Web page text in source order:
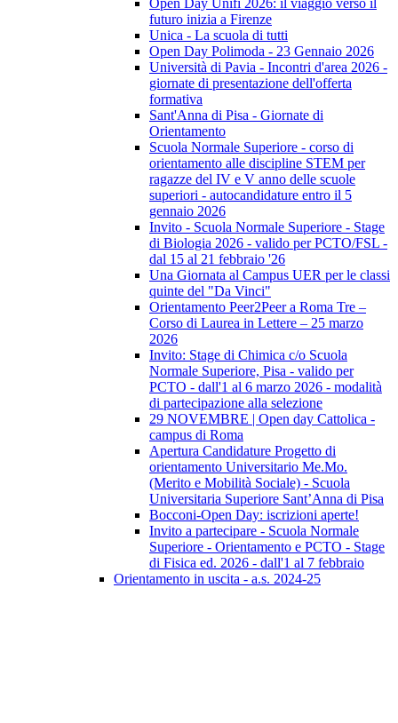
Open Day Unifi 2026: il viaggio verso il
futuro inizia a Firenze
Unica - La scuola di tutti
Open Day Polimoda - 23 Gennaio 2026
Università di Pavia - Incontri d'area 2026 -
giornate di presentazione dell'offerta
formativa
Sant'Anna di Pisa - Giornate di
Orientamento
Scuola Normale Superiore - corso di
orientamento alle discipline STEM per
ragazze del IV e V anno delle scuole
superiori - autocandidature entro il 5
gennaio 2026
Invito - Scuola Normale Superiore - Stage
di Biologia 2026 - valido per PCTO/FSL -
dal 15 al 21 febbraio '26
Una Giornata al Campus UER per le classi
quinte del "Da Vinci"
Orientamento Peer2Peer a Roma Tre –
Corso di Laurea in Lettere – 25 marzo
2026
Invito: Stage di Chimica c/o Scuola
Normale Superiore, Pisa - valido per
PCTO - dall'1 al 6 marzo 2026 - modalità
di partecipazione alla selezione
29 NOVEMBRE | Open day Cattolica -
campus di Roma
Apertura Candidature Progetto di
orientamento Universitario Me.Mo.
(Merito e Mobilità Sociale) - Scuola
Universitaria Superiore Sant’Anna di Pisa
Bocconi-Open Day: iscrizioni aperte!
Invito a partecipare - Scuola Normale
Superiore - Orientamento e PCTO - Stage
di Fisica ed. 2026 - dall'1 al 7 febbraio
Orientamento in uscita - a.s. 2024-25